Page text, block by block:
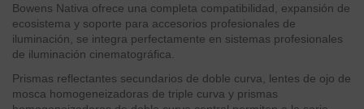
Bowens Nativa ofrece una completa compatibilidad, expansión de
ecosistema y soporte para accesorios profesionales de
iluminación, se integra perfectamente en sistemas profesionales
de iluminación cinematográfica.
Prismas reflectantes secundarios de doble curva, lentes de ojo de
mosca homogeneizadoras de triple curva y prismas